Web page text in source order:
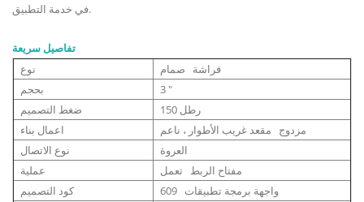
في خدمة التطبيق.
تفاصيل سريعة
نوع
فراشة صمام
بحجم
3 "
ضغط التصميم
150 رطل
اعمال بناء
مزدوج مقعد غريب الأطوار ، ناعم
نوع الاتصال
العروة
عملية
مفتاح الربط تعمل
كود التصميم
واجهة برمجة تطبيقات 609